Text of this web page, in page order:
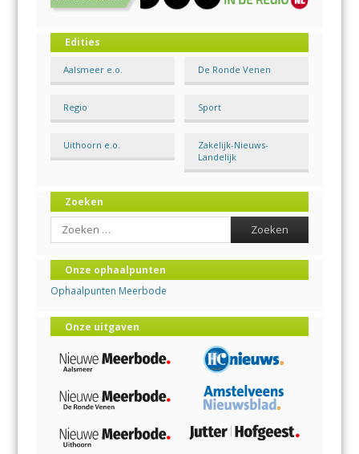
Edities
Aalsmeer e.o. De Ronde Venen
Regio Sport
Uithoorn e.o.
Zakelijk-Nieuws-
Landelijk
Zoeken
Search
Onze ophaalpunten
Ophaalpunten Meerbode
Onze uitgaven